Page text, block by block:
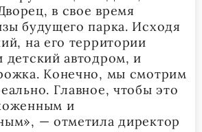
в свое время
будущего парка. Исходя
на его территории
детский автодром, и
Конечно, мы смотрим
Главное, чтобы это
и
— отметила директор